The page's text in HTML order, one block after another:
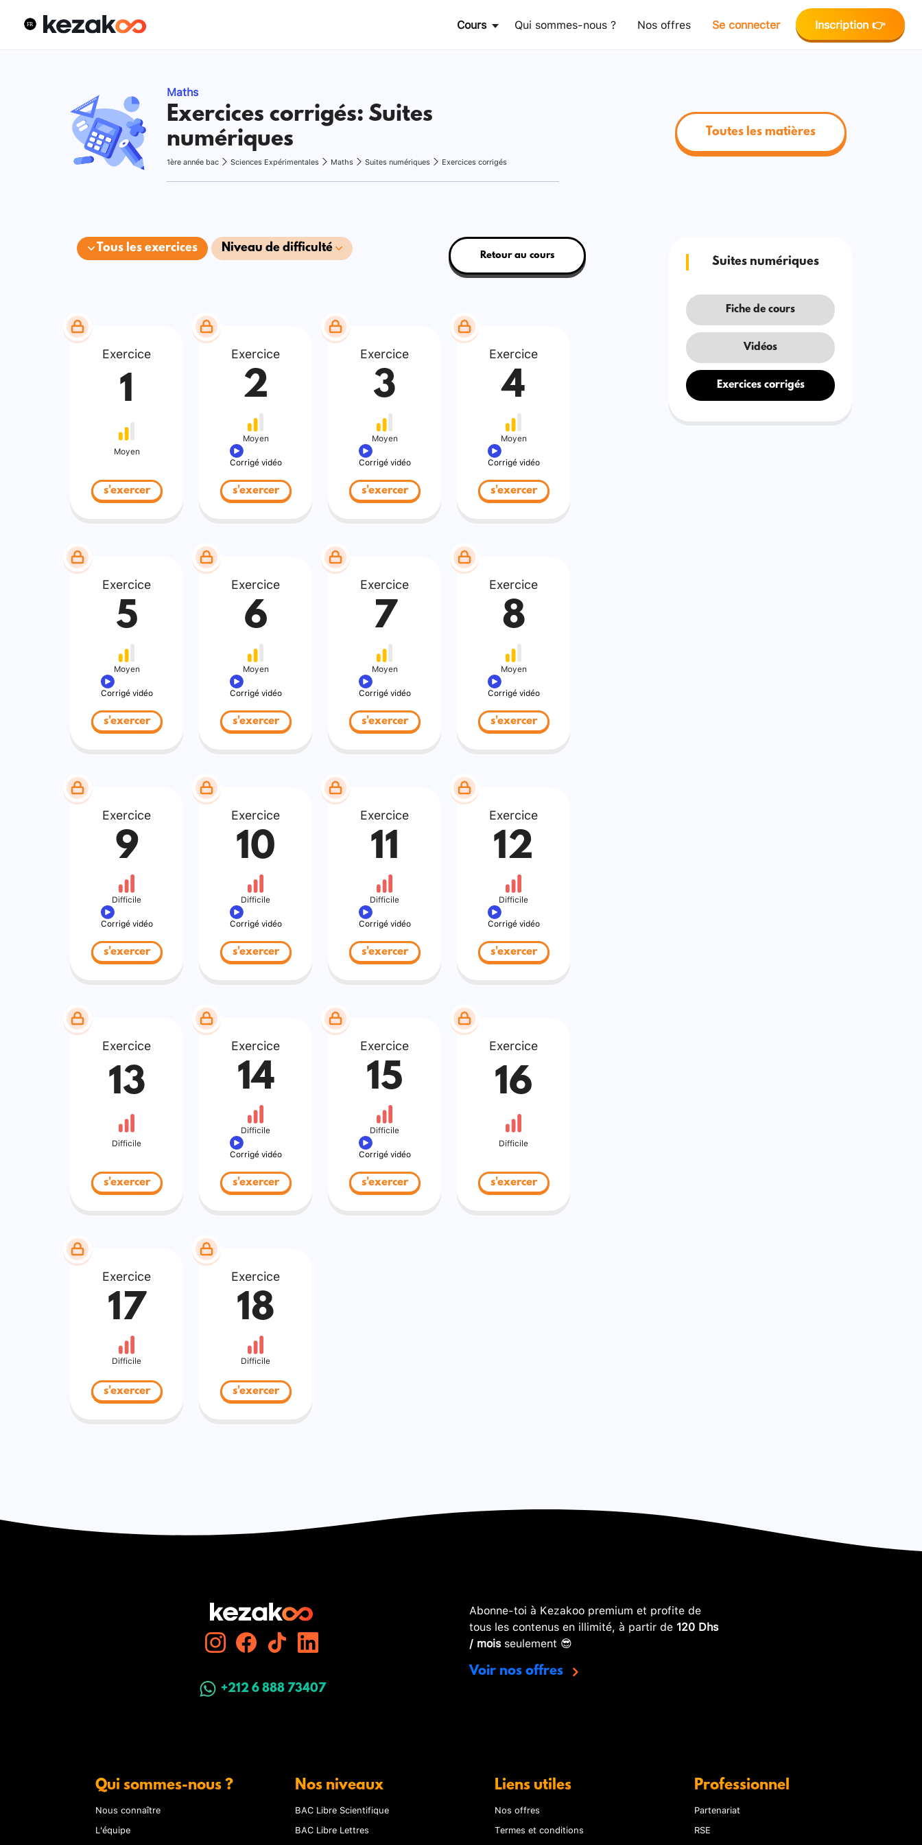
Cours Qui sommes-nous ? Nos offres Se connecter Inscription 👉
Maths
Exercices corrigés: Suites
numériques
1ère année bac Sciences Expérimentales Maths Suites numériques Exercices corrigés
Toutes les matières
Tous les exercices Niveau de difficulté
Retour au cours
Exercice
1
Moyen
s'exercer
Exercice
2
Moyen
Corrigé vidéo
s'exercer
Exercice
3
Moyen
Corrigé vidéo
s'exercer
Exercice
4
Moyen
Corrigé vidéo
s'exercer
Exercice
5
Moyen
Corrigé vidéo
s'exercer
Exercice
6
Moyen
Corrigé vidéo
s'exercer
Exercice
7
Moyen
Corrigé vidéo
s'exercer
Exercice
8
Moyen
Corrigé vidéo
s'exercer
Exercice
9
Difficile
Corrigé vidéo
s'exercer
Exercice
10
Difficile
Corrigé vidéo
s'exercer
Exercice
11
Difficile
Corrigé vidéo
s'exercer
Exercice
12
Difficile
Corrigé vidéo
s'exercer
Exercice
13
Difficile
s'exercer
Exercice
14
Difficile
Corrigé vidéo
s'exercer
Exercice
15
Difficile
Corrigé vidéo
s'exercer
Exercice
16
Difficile
s'exercer
Exercice
17
Difficile
s'exercer
Exercice
18
Difficile
s'exercer
Suites numériques
Fiche de cours
Vidéos
Exercices corrigés
+212 6 888 73407
Abonne-toi à Kezakoo premium et profite de
tous les contenus en illimité, à partir de 120 Dhs
/ moisseulement 😎
Voir nos offres
Qui sommes-nous ?
Nous connaître
L'équipe
Nos niveaux
BAC Libre Scientifique
BAC Libre Lettres
Liens utiles
Nos offres
Termes et conditions
Professionnel
Partenariat
RSE